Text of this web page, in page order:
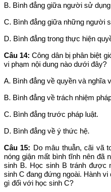
B. Bình đẳng giữa người sử
C. Bình đẳng giữa những người
D. Bình đẳng trong thực hiện
Câu 14:Công dân bị phân biệt
vi phạm nội dung nào dưới đây?
A. Bình đẳng về quyền và nghĩa
B. Bình đẳng về trách nhiệm
C. Bình đẳng trước pháp luật.
D. Bình đẳng về ý thức hệ.
Câu 15: Do mâu thuẫn, cãi vã
nóng giận mất bình tĩnh nên đã
sinh B. Học sinh B tránh được
sinh C đang đứng ngoài. Hành
gì đối với học sinh C?